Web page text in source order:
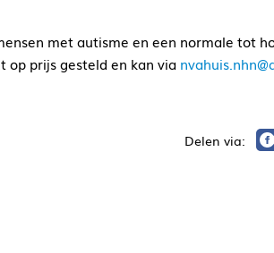
met autisme en een normale tot
op prijs gesteld en kan via